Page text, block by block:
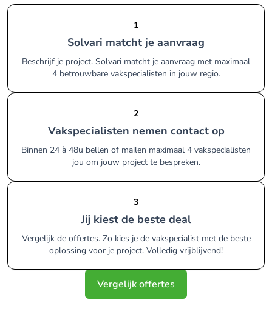
1
Solvari matcht je aanvraag
Beschrijf je project. Solvari matcht je aanvraag met maximaal
4 betrouwbare vakspecialisten in jouw regio.
2
Vakspecialisten nemen contact op
Binnen 24 à 48u bellen of mailen maximaal 4 vakspecialisten
jou om jouw project te bespreken.
3
Jij kiest de beste deal
Vergelijk de offertes. Zo kies je de vakspecialist met de beste
oplossing voor je project. Volledig vrijblijvend!
Vergelijk offertes